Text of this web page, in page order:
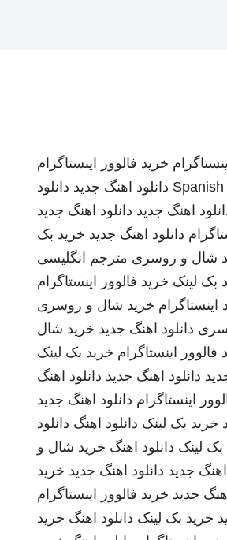
خرید فالوور اینستاگرام
دانلود اهنگ جدید دانلود
اهنگ جدید دانلود اهنگ جدید
دانلود اهنگ جدید خرید بک
شال و روسری مترجم انگلیسی
بک لینک خرید فالوور اینستاگرام
اینستاگرام خرید شال و روسری
دانلود اهنگ جدید خرید شال
فالوور اینستاگرام خرید بک لینک
دانلود اهنگ جدید دانلود اهنگ
اینستاگرام دانلود اهنگ جدید
خرید بک لینک دانلود اهنگ دانلود
بک لینک دانلود اهنگ خرید شال و
اهنگ جدید دانلود اهنگ جدید خرید
جدید خرید فالوور اینستاگرام
خرید بک لینک دانلود اهنگ خرید